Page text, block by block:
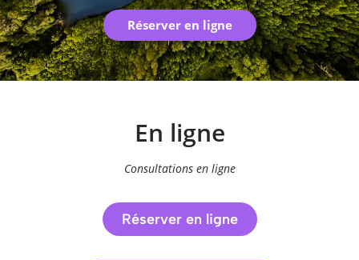
Réserver en ligne
En ligne
Consultations en ligne
Réserver en ligne